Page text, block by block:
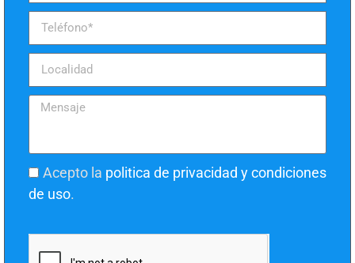
Acepto la politica de privacidad y condiciones
de uso.